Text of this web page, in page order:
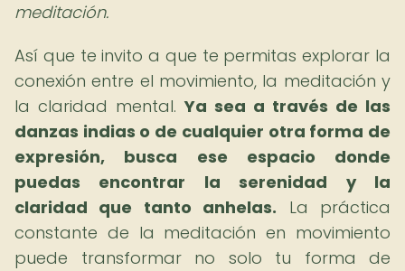
meditación.
Así que te invito a que te permitas explorar la
conexión entre el movimiento, la meditación y
la claridad mental. Ya sea a través de las
danzas indias o de cualquier otra forma de
expresión, busca ese espacio donde
puedas encontrar la serenidad y la
claridad que tanto anhelas. La práctica
constante de la meditación en movimiento
puede transformar no solo tu forma de